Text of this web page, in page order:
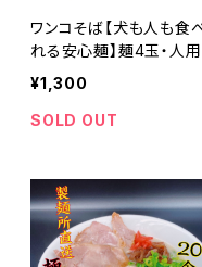
ワンコそば【犬も人も食
れる安心麺】麺4玉・人用
ープ2個（豚骨）セット
¥1,300
SOLD OUT